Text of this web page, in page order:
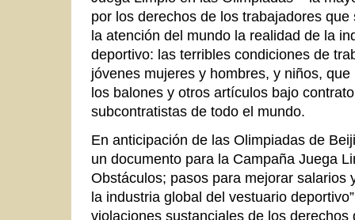
por los derechos de los trabajadores
la atención del mundo la realidad de la
deportivo: las terribles condiciones de
jóvenes mujeres y hombres, y niños,
los balones y otros artículos bajo
subcontratistas de todo el mundo.
En anticipación de las Olimpiadas de
un documento para la Campaña Juega
Obstáculos; pasos para mejorar salarios
la industria global del vestuario
violaciones sustanciales de los derechos